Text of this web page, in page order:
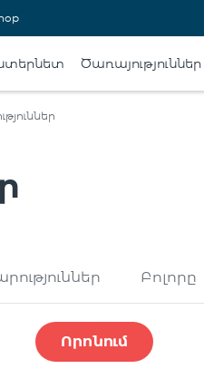
Ծառայություններ
Բոլորը
Որոնում